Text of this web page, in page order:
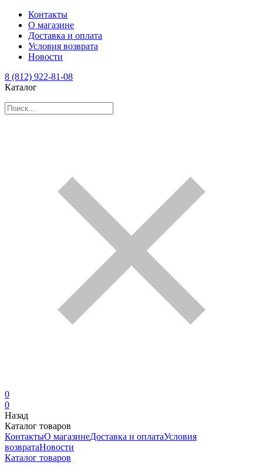
Контакты
О магазине
Доставка и оплата
Условия возврата
Новости
8 (812) 922-81-08
Каталог
0
0
Назад
Каталог товаров
КонтактыО магазинеДоставка и оплатаУсловия
возвратаНовости
Каталог товаров